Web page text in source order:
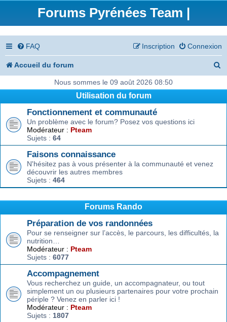
Forums Pyrénées Team |
FAQ Connexion
Inscription
Accueil du forum
e
Nous sommes le 09 août 2026 08:50
Utilisation du forum
Fonctionnement et communauté
Un problème avec le forum? Posez vos questions ici
Modérateur : Pteam
Sujets : 64
Faisons connaissance
N'hésitez pas à vous présenter à la communauté et venez
découvrir les autres membres
Sujets : 464
Forums Rando
Préparation de vos randonnées
Pour se renseigner sur l’accès, le parcours, les difficultés, la
nutrition…
Modérateur : Pteam
Sujets : 6077
Accompagnement
Vous recherchez un guide, un accompagnateur, ou tout
simplement un ou plusieurs partenaires pour votre prochain
périple ? Venez en parler ici !
Modérateur : Pteam
Sujets : 1807